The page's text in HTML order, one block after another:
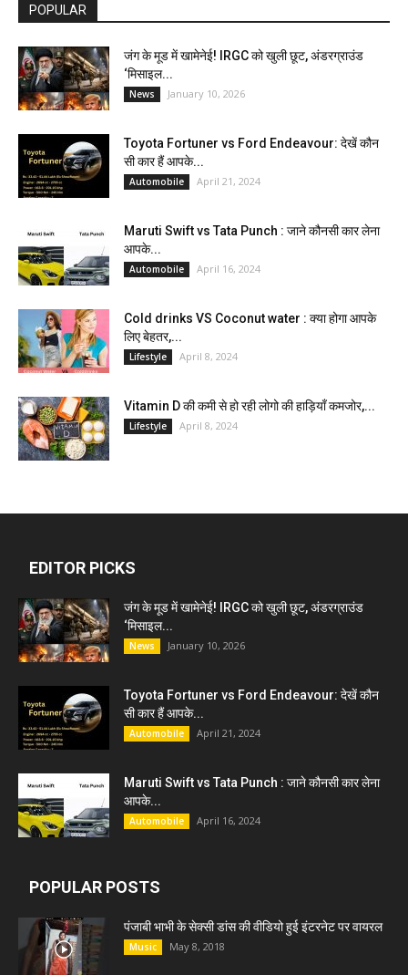
POPULAR
जंग के मूड में खामेनेई! IRGC को खुली छूट, अंडरग्राउंड
‘मिसाइल...
News January 10, 2026
Toyota Fortuner vs Ford Endeavour: देखें कौन
सी कार हैं आपके...
Automobile April 21, 2024
Maruti Swift vs Tata Punch : जाने कौनसी कार लेना
आपके...
Automobile April 16, 2024
Cold drinks VS Coconut water : क्या होगा आपके
लिए बेहतर,...
Lifestyle April 8, 2024
Vitamin D की कमी से हो रही लोगो की हाड़ियाँ कमजोर,...
Lifestyle April 8, 2024
EDITOR PICKS
जंग के मूड में खामेनेई! IRGC को खुली छूट, अंडरग्राउंड
‘मिसाइल...
News January 10, 2026
Toyota Fortuner vs Ford Endeavour: देखें कौन
सी कार हैं आपके...
Automobile April 21, 2024
Maruti Swift vs Tata Punch : जाने कौनसी कार लेना
आपके...
Automobile April 16, 2024
POPULAR POSTS
पंजाबी भाभी के सेक्सी डांस की वीडियो हुई इंटरनेट पर वायरल
Music May 8, 2018